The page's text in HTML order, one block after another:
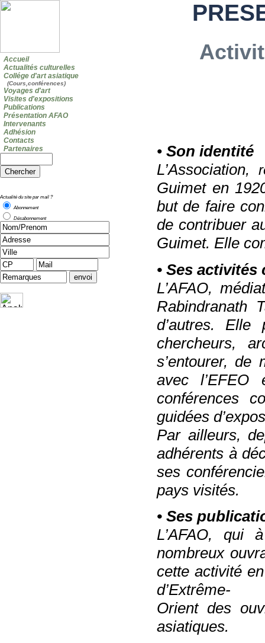
Accueil
Actualités culturelles
Collége d'art asiatique
(Cours,conférences)
Voyages d'art
Visites d'expositions
Publications
Présentation AFAO
Intervenants
Adhésion
Contacts
Partenaires
Actualité du site par mail ?
Abonnement
Désabonnement
• Son identité
L’Association,
Guimet en
but de faire
de contribuer
Guimet. Elle
• Ses
L’AFAO,
Rabindranath
d’autres. Elle
chercheurs,
s’entourer, de
avec
conférences
guidées
Par ailleurs,
adhérents à
ses
pays visités.
• Ses
L’AFAO, qui
nombreux
cette activité
d’Extrême-
Orient des
asiatiques.